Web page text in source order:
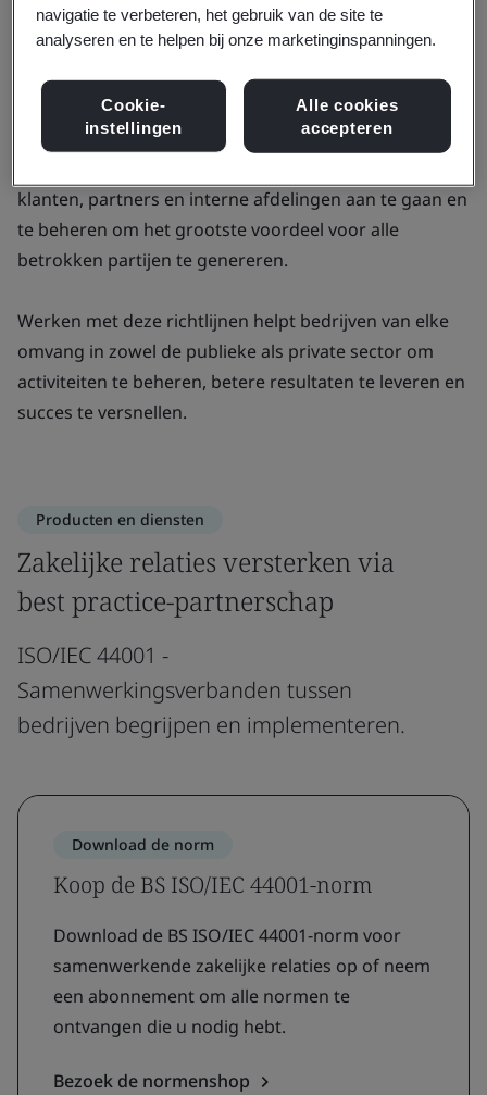
partnerschappen door uw bedrijf uit te
rusten met de tools en strategieën die nodig
zijn voor best-practice samenwerking.
ISO/IEC 44001 stelt organisaties van elke omvang in
klanten, partners en interne afdelingen aan te gaan en
te beheren om het grootste voordeel voor alle
betrokken partijen te genereren.
Werken met deze richtlijnen helpt bedrijven van elke
omvang in zowel de publieke als private sector om
activiteiten te beheren, betere resultaten te leveren en
succes te versnellen.
Producten en diensten
Zakelijke relaties versterken via
best practice-partnerschap
ISO/IEC 44001 -
Samenwerkingsverbanden tussen
bedrijven begrijpen en implementeren.
Download de norm
Koop de BS ISO/IEC 44001-norm
Download de BS ISO/IEC 44001-norm voor
samenwerkende zakelijke relaties op of neem
een ​​abonnement om alle normen te
ontvangen die u nodig hebt.
Bezoek de normenshop
navigatie te verbeteren, het gebruik van de site te
analyseren en te helpen bij onze marketinginspanningen.
Cookie-
instellingen
Alle cookies
accepteren